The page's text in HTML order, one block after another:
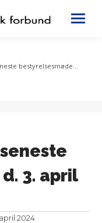
bestyrelsesmøde…
3. april
2024